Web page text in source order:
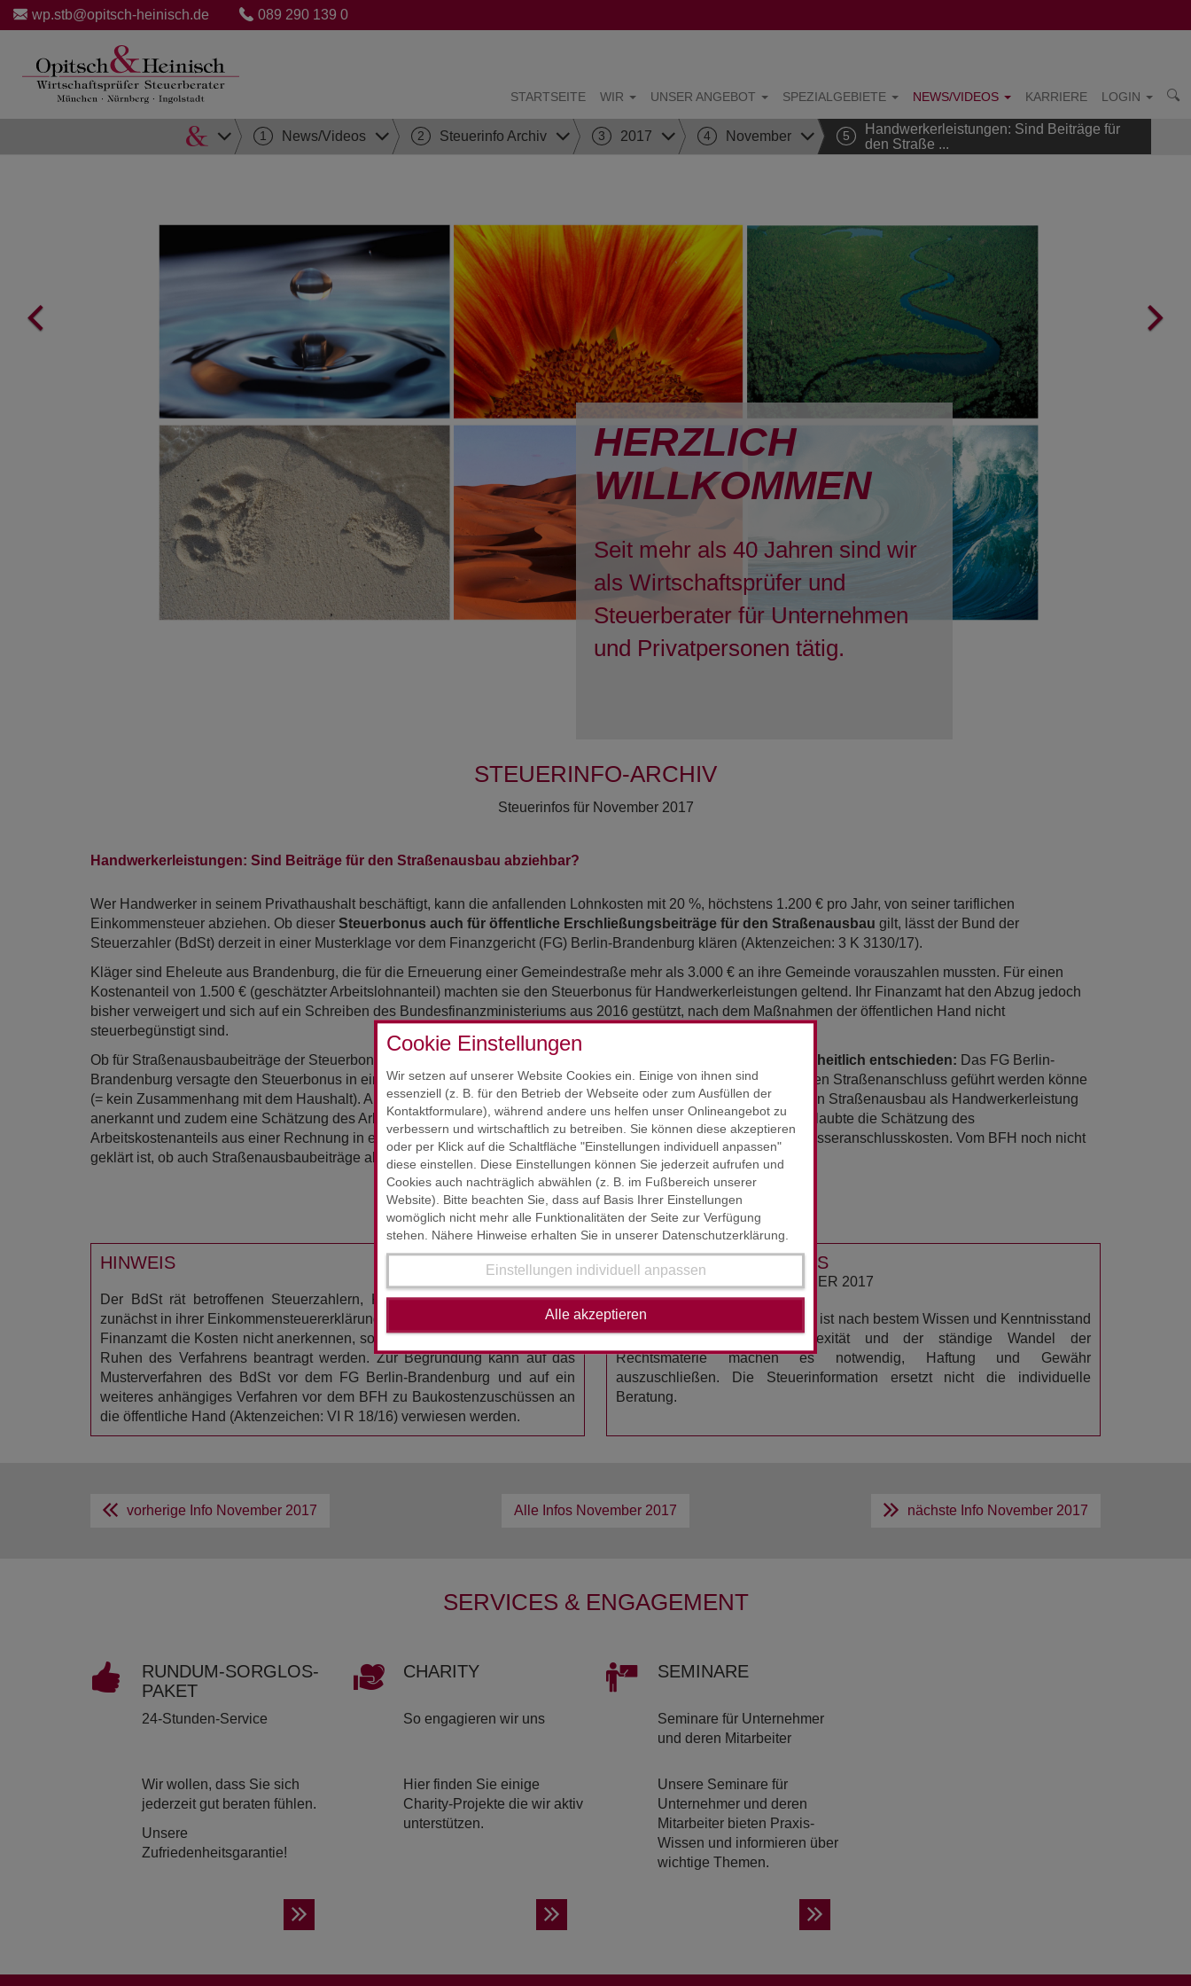
wp.stb@opitsch-heinisch.de 089 290 139 0
STARTSEITE WIR UNSER ANGEBOT SPEZIALGEBIETE NEWS/VIDEOS KARRIERE LOGIN
1 News/Videos 2 Steuerinfo Archiv 3 2017 4 November 5
Handwerkerleistungen: Sind Beiträge für
den Straße ...
Cookie Einstellungen
Wir setzen auf unserer Website Cookies ein. Einige von ihnen sind
essenziell (z. B. für den Betrieb der Webseite oder zum Ausfüllen der
Kontaktformulare), während andere uns helfen unser Onlineangebot zu
verbessern und wirtschaftlich zu betreiben. Sie können diese akzeptieren
oder per Klick auf die Schaltfläche "Einstellungen individuell anpassen"
diese einstellen. Diese Einstellungen können Sie jederzeit aufrufen und
Cookies auch nachträglich abwählen (z. B. im Fußbereich unserer
Website). Bitte beachten Sie, dass auf Basis Ihrer Einstellungen
womöglich nicht mehr alle Funktionalitäten der Seite zur Verfügung
stehen. Nähere Hinweise erhalten Sie in unserer Datenschutzerklärung.
Einstellungen individuell anpassen
Alle akzeptieren
HERZLICH
WILLKOMMEN
Seit mehr als 40 Jahren sind wir
als Wirtschaftsprüfer und
Steuerberater für Unternehmen
und Privatpersonen tätig.
STEUERINFO-ARCHIV
Steuerinfos für November 2017
Handwerkerleistungen: Sind Beiträge für den Straßenausbau abziehbar?
Wer Handwerker in seinem Privathaushalt beschäftigt, kann die anfallenden Lohnkosten mit 20 %, höchstens 1.200 € pro Jahr, von seiner tariflichen
Einkommensteuer abziehen. Ob dieser Steuerbonus auch für öffentliche Erschließungsbeiträge für den Straßenausbau gilt, lässt der Bund der
Steuerzahler (BdSt) derzeit in einer Musterklage vor dem Finanzgericht (FG) Berlin-Brandenburg klären (Aktenzeichen: 3 K 3130/17).
Kläger sind Eheleute aus Brandenburg, die für die Erneuerung einer Gemeindestraße mehr als 3.000 € an ihre Gemeinde vorauszahlen mussten. Für einen
Kostenanteil von 1.500 € (geschätzter Arbeitslohnanteil) machten sie den Steuerbonus für Handwerkerleistungen geltend. Ihr Finanzamt hat den Abzug jedoch
bisher verweigert und sich auf ein Schreiben des Bundesfinanzministeriums aus 2016 gestützt, nach dem Maßnahmen der öffentlichen Hand nicht
steuerbegünstigt sind.
Ob für Straßenausbaubeiträge der Steuerbonus gilt, wurde in der finanzgerichtlichen Rechtsprechung bislang
uneinheitlich entschieden: Das FG Berlin-
Brandenburg versagte den Steuerbonus in einem früheren Fall mit dem Argument, dass ein Haushalt auch ohne einen Straßenanschluss geführt werden könne
(= kein Zusammenhang mit dem Haushalt). Anderer Meinung war das FG Nürnberg, das Erschließungskosten für den Straßenausbau als Handwerkerleistung
anerkannt und zudem eine Schätzung des Arbeitskostenanteils zugelassen hat. Auch der Bundesfinanzhof (BFH) erlaubte die Schätzung des
Arbeitskostenanteils aus einer Rechnung in einem Urteil aus 2014. Diese Entscheidung betraf aber den Fall von Wasseranschlusskosten. Vom BFH noch nicht
geklärt ist, ob auch Straßenausbaubeiträge abziehbar sind.
HINWEIS
Der BdSt rät betroffenen Steuerzahlern, Kosten für den Straßenausbau
zunächst in ihrer Einkommensteuererklärung geltend zu machen. Sollte das
Finanzamt die Kosten nicht anerkennen, sollte Einspruch eingelegt und ein
Ruhen des Verfahrens beantragt werden. Zur Begründung kann auf das
Musterverfahren des BdSt vor dem FG Berlin-Brandenburg und auf ein
weiteres anhängiges Verfahren vor dem BFH zu Baukostenzuschüssen an
die öffentliche Hand (Aktenzeichen: VI R 18/16) verwiesen werden.
HAFTUNGSAUSSCHLUSS
STAND : OKTOBER / NOVEMBER 2017
Der Inhalt der Steuerinformation ist nach bestem Wissen und Kenntnisstand
erstellt worden. Die Komplexität und der ständige Wandel der
Rechtsmaterie machen es notwendig, Haftung und Gewähr
auszuschließen. Die Steuerinformation ersetzt nicht die individuelle
Beratung.
vorherige Info November 2017 Alle Infos November 2017 nächste Info November 2017
SERVICES & ENGAGEMENT
RUND­UM-SORG­LOS-
PAKET
24-Stunden-Service
Wir wollen, dass Sie sich
jederzeit gut beraten fühlen.
Unsere
Zufriedenheitsgarantie!
CHA­RI­TY
So engagieren wir uns
Hier finden Sie einige
Charity-Projekte die wir aktiv
unterstützen.
SE­MI­NA­RE
Seminare für Unternehmer
und deren Mitarbeiter
Unsere Seminare für
Unternehmer und deren
Mitarbeiter bieten Praxis-
Wissen und informieren über
wichtige Themen.